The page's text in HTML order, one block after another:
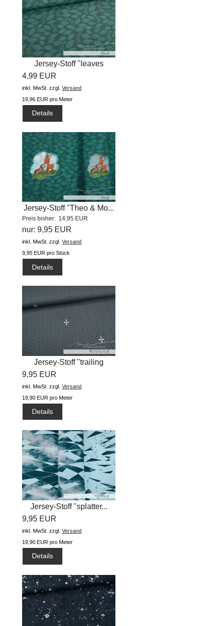
Jersey-Stoff "leaves
#teal"...
4,99 EUR
inkl. MwSt. zzgl. Versand
19,96 EUR pro Meter
Details
Jersey-Stoff "Theo & Mo...
Preis bisher: 14,95 EUR
nur: 9,95 EUR
inkl. MwSt. zzgl. Versand
9,95 EUR pro Stück
Details
Jersey-Stoff "trailing
leaves...
9,95 EUR
inkl. MwSt. zzgl. Versand
19,90 EUR pro Meter
Details
Jersey-Stoff "splatter...
9,95 EUR
inkl. MwSt. zzgl. Versand
19,90 EUR pro Meter
Details